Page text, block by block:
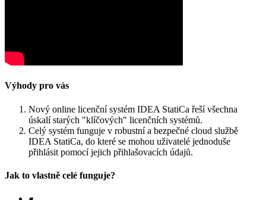
Výhody pro vás
Nový online licenční systém IDEA StatiCa řeší všechna
úskalí starých "klíčových" licenčních systémů.
Celý systém funguje v robustní a bezpečné cloud službě
IDEA StatiCa, do které se mohou uživatelé jednoduše
přihlásit pomocí jejich přihlašovacích údajů.
Jak to vlastně celé funguje?